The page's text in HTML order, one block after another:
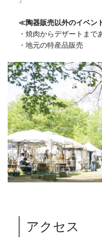
≪陶器販売以外のイベン
・焼肉からデザートまで
・地元の特産品販売
アクセス